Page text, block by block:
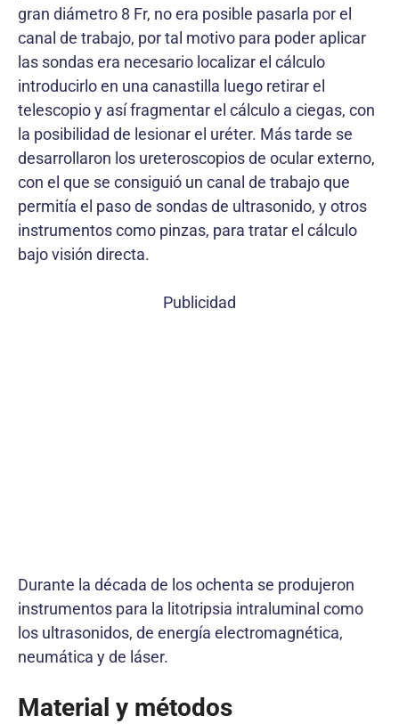
gran diámetro 8 Fr, no era posible pasarla por el
canal de trabajo, por tal motivo para poder aplicar
las sondas era necesario localizar el cálculo
introducirlo en una canastilla luego retirar el
telescopio y así fragmentar el cálculo a ciegas, con
la posibilidad de lesionar el uréter. Más tarde se
desarrollaron los ureteroscopios de ocular externo,
con el que se consiguió un canal de trabajo que
permitía el paso de sondas de ultrasonido, y otros
instrumentos como pinzas, para tratar el cálculo
bajo visión directa.
Publicidad
Durante la década de los ochenta se produjeron
instrumentos para la litotripsia intraluminal como
los ultrasonidos, de energía electromagnética,
neumática y de láser.
Material y métodos